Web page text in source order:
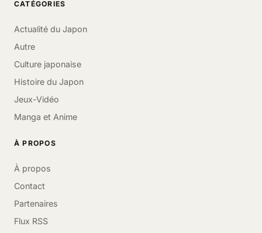
CATÉGORIES
Actualité du Japon
Autre
Culture japonaise
Histoire du Japon
Jeux-Vidéo
Manga et Anime
À PROPOS
À propos
Contact
Partenaires
Flux RSS